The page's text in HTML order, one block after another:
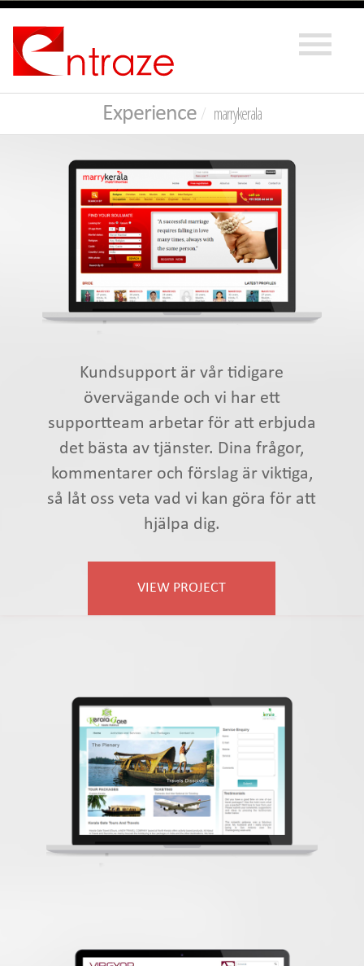
Experience marrykerala
Kundsupport är vår tidigare
övervägande och vi har ett
supportteam arbetar för att erbjuda
det bästa av tjänster. Dina frågor,
kommentarer och förslag är viktiga,
så låt oss veta vad vi kan göra för att
hjälpa dig.
VIEW PROJECT
keralagateonline
Hemsidedesign